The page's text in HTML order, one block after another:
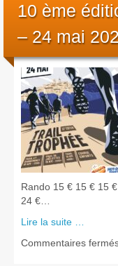
Les courses
Rugby Riviera
On parle de nous
Partenaires &
Partenaires
10 ème
– 24 mai
Rando 15 € 15 € 15
24 €…
Lire la suite …
Commentaires